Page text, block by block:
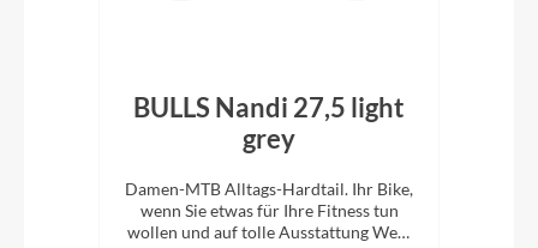
BULLS Nandi 27,5 light
grey
Damen-MTB Alltags-Hardtail. Ihr Bike,
wenn Sie etwas für Ihre Fitness tun
wollen und auf tolle Ausstattung Wert